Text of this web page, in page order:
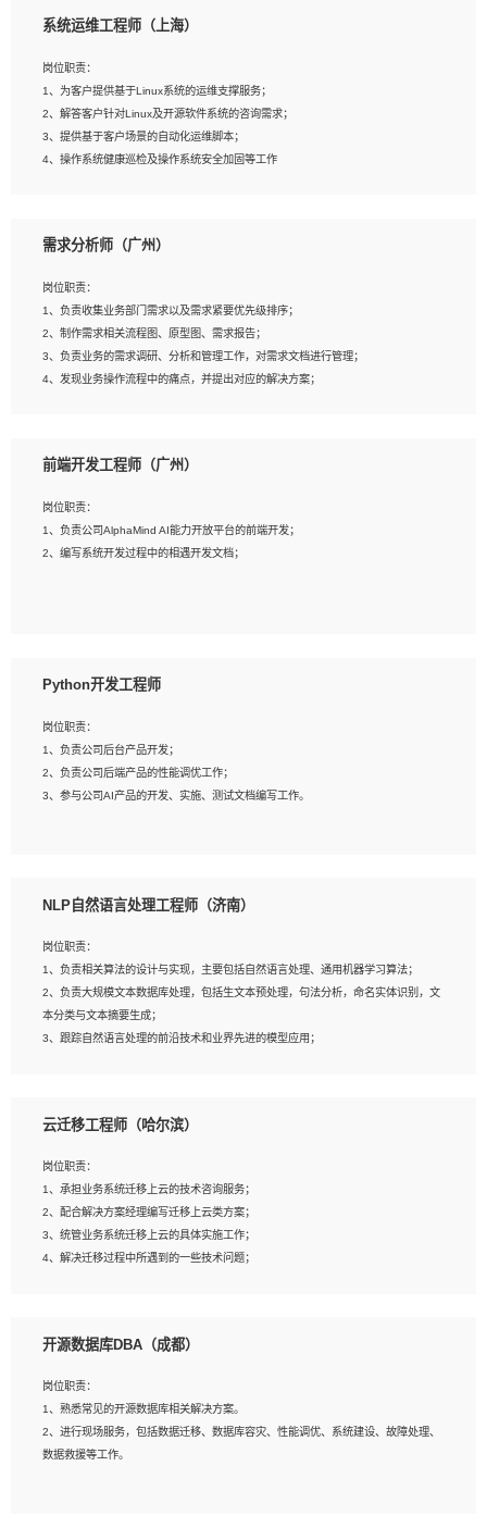
2、熟练使用After Effect、Photo Shop、熟练掌握视频剪辑和特效包装软件；
4、在剪辑上会思考，有一定编导思维；
5、踏实， 勤奋，愿意在工作中不断学习，提高自我；
6、能与同事友好相处。
系统运维工程师（上海）
岗位职责：
1、为客户提供基于Linux系统的运维支撑服务；
2、解答客户针对Linux及开源软件系统的咨询需求；
3、提供基于客户场景的自动化运维脚本；
4、操作系统健康巡检及操作系统安全加固等工作
1、全日制本科计算机相关专业毕业，3年以上相关工作经验；
3、熟练使用脚本语言，shell/python任一种，熟练使用Ansible
4、熟悉linux常见服务、中间件的基本原理、部署以及故障处理，如：Mysql、
Apache、Nginx、Zabbix、Kafka等
5、熟悉主流虚拟化技术，如：VMware、KVM
6、具备网络方面的基础知识，熟悉常见的网络协议，如TCP/IP，转发原理，路由优
8、有良好的文档编写能力和沟通能力，有RHCE证书优先
需求分析师（广州）
岗位职责：
1、负责收集业务部门需求以及需求紧要优先级排序；
2、制作需求相关流程图、原型图、需求报告；
3、负责业务的需求调研、分析和管理工作，对需求文档进行管理；
4、发现业务操作流程中的痛点，并提出对应的解决方案；
岗位要求：
2、熟悉产品及需求规划工具，如:Axure、Xmind、MS Project等；
3、具备良好的交流协调能力，有较强的责任感、工作积极主动；
4、有较强的系统需求分析、文档编写能力、沟通能力；
前端开发工程师（广州）
岗位职责：
1、负责公司AlphaMind AI能力开放平台的前端开发；
2、编写系统开发过程中的相遇开发文档；
3、熟悉react/vue/angular任何一种前端框架，熟悉react优先；
5、善于沟通，具有团队意识；
Python开发工程师
岗位职责：
1、负责公司后台产品开发；
2、负责公司后端产品的性能调优工作；
3、参与公司AI产品的开发、实施、测试文档编写工作。
验的更佳；
3、熟悉数据库开发，熟悉Mysql、Oracle、MongoDb数据库应用开发其中一种；
4、熟悉Python Wed框架（Django/Flask...）代码能力优秀，熟悉编码规范和具备
良好的文档编写能力）；
5、沟通表达能力强，具备团队协作能力。
NLP自然语言处理工程师（济南）
岗位职责：
1、负责相关算法的设计与实现，主要包括自然语言处理、通用机器学习算法；
2、负责大规模文本数据库处理，包括生文本预处理，句法分析，命名实体识别，文
本分类与文本摘要生成；
3、跟踪自然语言处理的前沿技术和业界先进的模型应用；
岗位要求：
2、熟悉tensorflow，keras，pytorch等常规深度学习框架，快速根据客户需求实现
有效的模型；
3、熟悉掌握至少一种编程语言，如：Python，Java；
4、 熟悉NLP相关算法与实现；
5、至少有一次及以上问答系统的项目实践，熟悉问答系统全流程开发者优先；
云迁移工程师（哈尔滨）
岗位职责：
1、承担业务系统迁移上云的技术咨询服务；
2、配合解决方案经理编写迁移上云类方案；
3、统管业务系统迁移上云的具体实施工作；
4、解决迁移过程中所遇到的一些技术问题；
1、专科及以上学历，三年以上工作经验，计算机等相关专业；
3、熟悉常见操作系统、存储、网络、 IO 等相关原理；
4、具有迁移工具实操经验，具备P2V、V2V迁移能力；
5、熟练华为、VMware虚拟化、云计算及云存储技术；
6、熟悉主流数据库、应用服务器、中间件部署架构和运维方法；
开源数据库DBA（成都）
岗位职责：
1、熟悉常见的开源数据库相关解决方案。
2、进行现场服务，包括数据迁移、数据库容灾、性能调优、系统建设、故障处理、
数据救援等工作。